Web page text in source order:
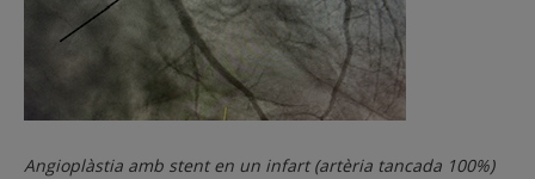
Angioplàstia amb stent en un infart (artèria tancada 100%)